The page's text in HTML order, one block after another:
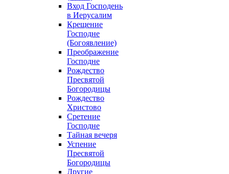
Вход Господень
в Иерусалим
Крещение
Господне
(Богоявление)
Преображение
Господне
Рождество
Пресвятой
Богородицы
Рождество
Христово
Сретение
Господне
Тайная вечеря
Успение
Пресвятой
Богородицы
Другие